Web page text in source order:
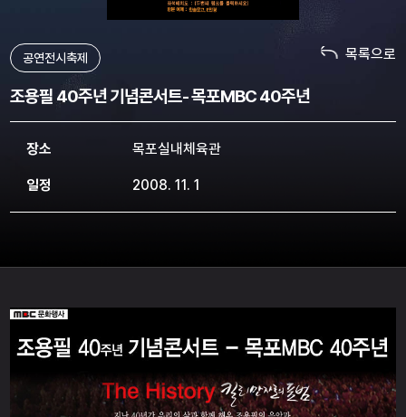
공연전시축제
조용필 40주년 기념콘서트- 목포MBC 40주년
장소 목포실내체육관
일정 2008. 11. 1
목록으로